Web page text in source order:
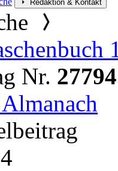
Redaktion & Kontakt
Nr. 27794